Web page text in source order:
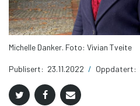
Michelle Danker. Foto: Vivian Tveite
Publisert: 23.11.2022 / Oppdatert: